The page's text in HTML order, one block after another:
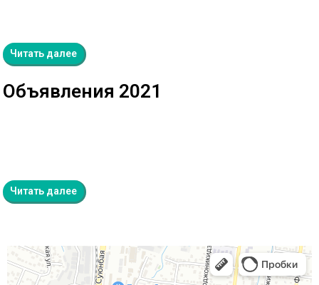
Читать далее
Объявления 2021
Читать далее